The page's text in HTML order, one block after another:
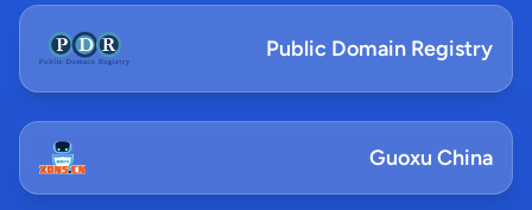
Public Domain Registry
Guoxu China